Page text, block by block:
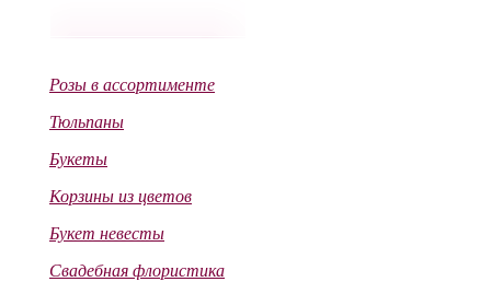
Розы в ассортименте
Тюльпаны
Букеты
Корзины из цветов
Букет невесты
Свадебная флористика